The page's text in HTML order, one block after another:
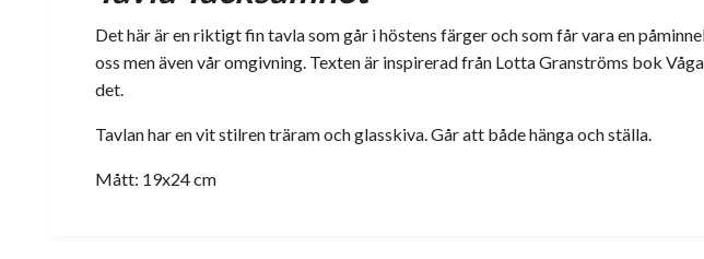
Det här är en riktigt fin tavla som går i höstens färger och som får vara en
oss men även vår omgivning. Texten är inspirerad från Lotta Granströms bok
det.
Tavlan har en vit stilren träram och glasskiva. Går att både hänga och ställa.
Mått: 19x24 cm